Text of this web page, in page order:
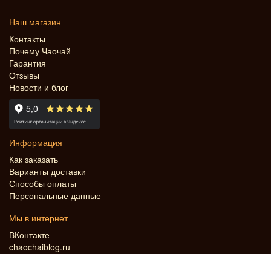
Наш магазин
Контакты
Почему Чаочай
Гарантия
Отзывы
Новости и блог
Информация
Как заказать
Варианты доставки
Способы оплаты
Персональные данные
Мы в интернет
ВКонтакте
chaochaiblog.ru